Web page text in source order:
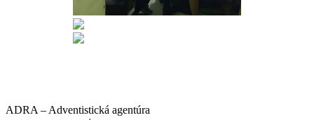
ADRA – Adventistická agentúra